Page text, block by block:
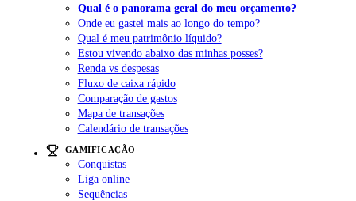
Qual é o panorama geral do meu orçamento?
Onde eu gastei mais ao longo do tempo?
Qual é meu patrimônio líquido?
Estou vivendo abaixo das minhas posses?
Renda vs despesas
Fluxo de caixa rápido
Comparação de gastos
Mapa de transações
Calendário de transações
GAMIFICAÇÃO
Conquistas
Liga online
Sequências